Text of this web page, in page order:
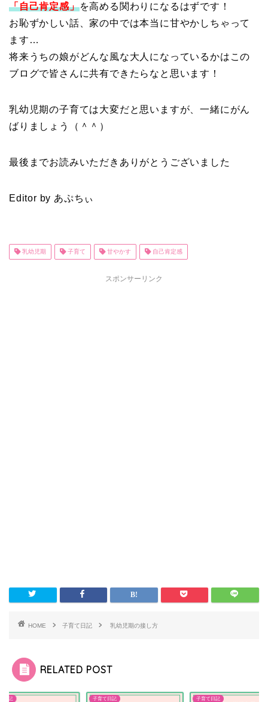
「自己肯定感」を高める関わりになるはずです！
お恥ずかしい話、家の中では本当に甘やかしちゃって
ます…
将来うちの娘がどんな風な大人になっているかはこの
ブログで皆さんに共有できたらなと思います！
乳幼児期の子育ては大変だと思いますが、一緒にがん
ばりましょう（＾＾）
最後までお読みいただきありがとうございました
Editor by あぷちぃ
乳幼児期 子育て 甘やかす 自己肯定感
スポンサーリンク
HOME 子育て日記 乳幼児期の接し方
RELATED POST
日記 子育て日記 子育て日記